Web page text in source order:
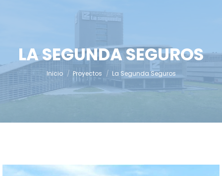
LA SEGUNDA SEGUROS
Estás aquí:
Inicio Proyectos La Segunda Seguros